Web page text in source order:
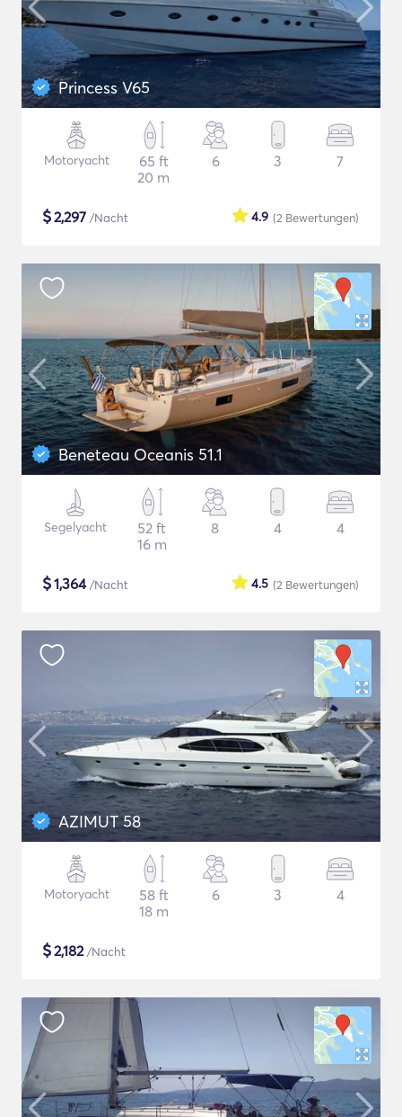
Princess V65
Motoryacht
65 ft
20 m
6 3 7
$2,297 /Nacht (2 Bewertungen)
4.9
Beneteau Oceanis 51.1
Segelyacht
52 ft
16 m
8 4 4
$1,364/Nacht (2 Bewertungen)
4.5
AZIMUT 58
Motoryacht
58 ft
18 m
6 3 4
$2,182/Nacht